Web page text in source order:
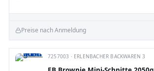
Preise nach Anmeldung
7257003 · ERLENBACHER BACKWAREN 3